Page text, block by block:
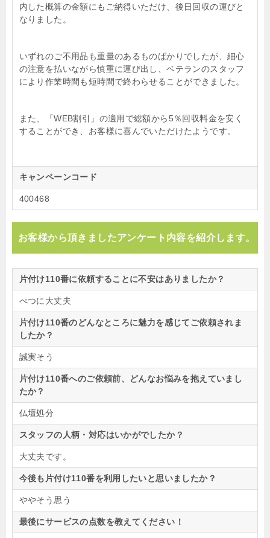
内した概算の金額にもご納得いただけ、後日回収の運びと
なりました。
いずれのご不用品も重量のあるものばかりでしたが、細心
の注意を払いながら慎重に運び出し、ベテランのスタッフ
により作業時間も短時間で終わらせることができました。
また、「WEB割引」の適用で総額から5％回収料金を安く
することができ、お客様に喜んでいただけたようです。
キャンペーンコード
400468
お客様から頂きましたアンケート内容を紹介します。
片付け110番に依頼することに不安はありましたか？
べつに大丈夫
片付け110番のどんなところに魅力を感じてご依頼されま
したか？
誠実そう
片付け110番へのご依頼前、どんなお悩みを抱えていまし
たか？
仏壇処分
スタッフの人柄・対応はいかがでしたか？
大丈夫です。
今後も片付け110番を利用したいと思いましたか？
ややそう思う
最後にサービスの点数を教えてください！